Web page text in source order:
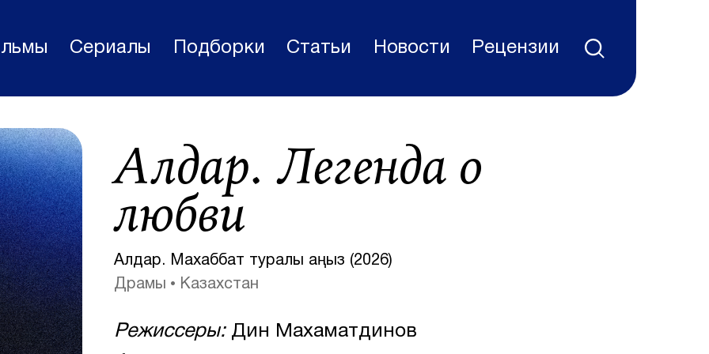
Статьи
Сериалы
Новости
Подборки
Рецензии
О нас
Авторы
Сериалы Подборки Статьи Новости Рецензии
Алдар. Легенда о
любви
Алдар. Махаббат туралы аңыз (2026)
Драмы
Казахстан
Режиссеры:Дин Махаматдинов